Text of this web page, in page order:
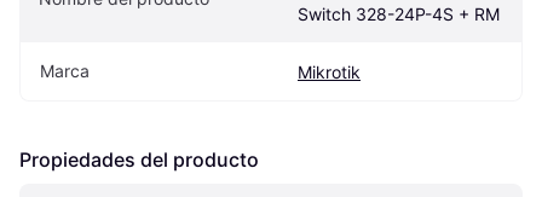
Switch 328-24P-4S + RM
Marca Mikrotik
Propiedades del producto